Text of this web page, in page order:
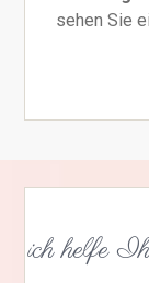
sehen Sie
ich helfe